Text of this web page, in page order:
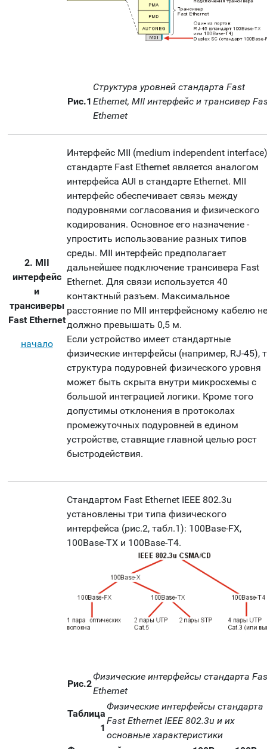
Рис.1
Структура уровней стандарта Fast
Ethernet, MII интерфейс и трансивер
Ethernet
2. MII
интерфейс
и
трансиверы
Fast Ethernet
начало
Интерфейс MII (medium independent
стандарте Fast Ethernet является аналогом
интерфейса AUI в стандарте Ethernet. MII
интерфейс обеспечивает связь между
подуровнями согласования и физического
кодирования. Основное его назначение -
упростить использование разных типов
среды. MII интерфейс предполагает
дальнейшее подключение трансивера Fast
Ethernet. Для связи используется 40
контактный разъем. Максимальное
расстояние по MII интерфейсному кабелю не
должно превышать 0,5 м.
Если устройство имеет стандартные
физические интерфейсы (например, RJ-45),
структура подуровней физического уровня
может быть скрыта внутри микросхемы с
большой интеграцией логики. Кроме того
допустимы отклонения в протоколах
промежуточных подуровней в едином
устройстве, ставящие главной целью рост
быстродействия.
Стандартом Fast Ethernet IEEE 802.3u
установлены три типа физического
интерфейса (рис.2, табл.1): 100Base-FX,
100Base-TX и 100Base-T4.
Рис.2
Физические интерфейсы стандарта
Ethernet
Таблица
1
Физические интерфейсы стандарта
Fast Ethernet IEEE 802.3u и их
основные характеристики